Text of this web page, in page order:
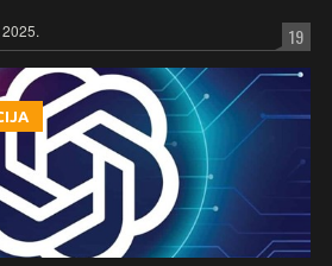
19